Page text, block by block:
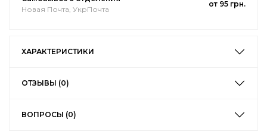
Новая Почта, УкрПочта
от 95 грн.
ХАРАКТЕРИСТИКИ
ОТЗЫВЫ (0)
ВОПРОСЫ (0)